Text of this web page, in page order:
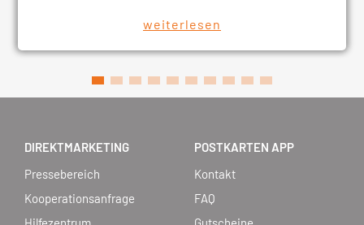
weiterlesen
DIREKTMARKETING
Pressebereich
Kooperationsanfrage
POSTKARTEN APP
Kontakt
FAQ